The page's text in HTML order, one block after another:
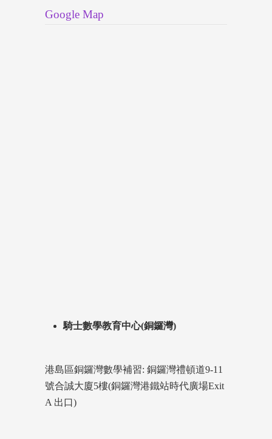
Google Map
騎士數學教育中心(銅鑼灣)
港島區銅鑼灣數學補習: 銅鑼灣禮頓道9-11
號合誠大廈5樓(銅鑼灣港鐵站時代廣場Exit
A 出口)